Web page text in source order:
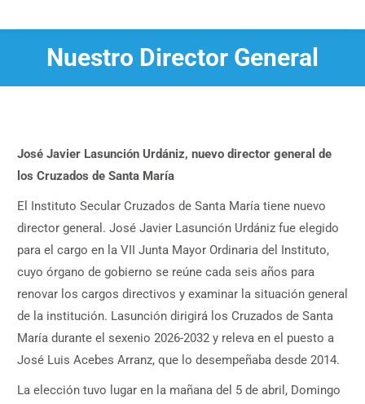
Nuestro Director General
Estás aquí:
José Javier Lasunción Urdániz, nuevo director general de
los Cruzados de Santa María
El Instituto Secular Cruzados de Santa María tiene nuevo
director general. José Javier Lasunción Urdániz fue elegido
para el cargo en la VII Junta Mayor Ordinaria del Instituto,
cuyo órgano de gobierno se reúne cada seis años para
renovar los cargos directivos y examinar la situación general
de la institución. Lasunción dirigirá los Cruzados de Santa
María durante el sexenio 2026-2032 y releva en el puesto a
José Luis Acebes Arranz, que lo desempeñaba desde 2014.
La elección tuvo lugar en la mañana del 5 de abril, Domingo